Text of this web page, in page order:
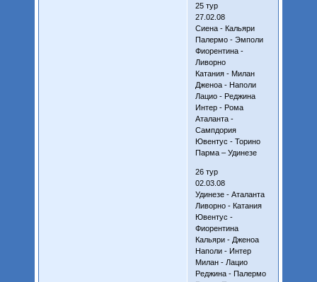
25 тур
27.02.08
Сиена - Кальяри
Палермо - Эмполи
Фиорентина -
Ливорно
Катания - Милан
Дженоа - Наполи
Лацио - Реджина
Интер - Рома
Аталанта -
Сампдория
Ювентус - Торино
Парма – Удинезе
26 тур
02.03.08
Удинезе - Аталанта
Ливорно - Катания
Ювентус -
Фиорентина
Кальяри - Дженоа
Наполи - Интер
Милан - Лацио
Реджина - Палермо